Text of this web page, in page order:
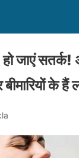
जाएं सतर्क!
के हैं